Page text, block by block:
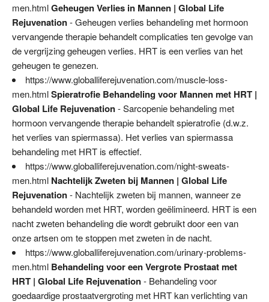
men.htmlGeheugen Verlies in Mannen | Global Life
Rejuvenation- Geheugen verlies behandeling met hormoon
vervangende therapie behandelt complicaties ten gevolge van
de vergrijzing geheugen verlies. HRT is een verlies van het
geheugen te genezen.
https://www.globalliferejuvenation.com/muscle-loss-
men.htmlSpieratrofie Behandeling voor Mannen met HRT |
Global Life Rejuvenation- Sarcopenie behandeling met
hormoon vervangende therapie behandelt spieratrofie (d.w.z.
het verlies van spiermassa). Het verlies van spiermassa
behandeling met HRT is effectief.
https://www.globalliferejuvenation.com/night-sweats-
men.html Nachtelijk Zweten bij Mannen | Global Life
Rejuvenation- Nachtelijk zweten bij mannen, wanneer ze
behandeld worden met HRT, worden geëlimineerd. HRT is een
nacht zweten behandeling die wordt gebruikt door een van
onze artsen om te stoppen met zweten in de nacht.
https://www.globalliferejuvenation.com/urinary-problems-
men.html Behandeling voor een Vergrote Prostaat met
HRT | Global Life Rejuvenation- Behandeling voor
goedaardige prostaatvergroting met HRT kan verlichting van